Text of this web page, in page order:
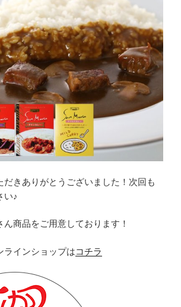
だきありがとうございました！次回も
い♪
商品をご用意しております！
ラインショップはコチラ